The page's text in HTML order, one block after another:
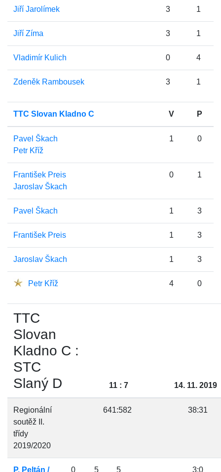
Jiří Jarolímek 3 1
Jiří Zíma 3 1
Vladimír Kulich 0 4
Zdeněk Rambousek 3 1
TTC Slovan Kladno C V P
Pavel Škach
Petr Kříž
1 0
František Preis
Jaroslav Škach
0 1
Pavel Škach 1 3
František Preis 1 3
Jaroslav Škach 1 3
Petr Kříž 4 0
TTC
Slovan
Kladno C :
STC
Slaný D
11 : 7 14. 11. 2019
Regionální
soutěž II.
třídy
2019/2020
641:582 38:31
P. Peltán / 0 5 5 3:0